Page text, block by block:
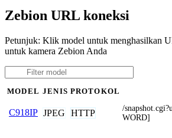
Zebion URL koneksi
Petunjuk: Klik model untuk menghasilkan
untuk kamera Zebion Anda
MODEL JENIS PROTOKOL
C918IP JPEG HTTP
/
WORD]